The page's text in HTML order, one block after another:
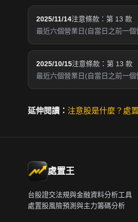
2025/11/14注意條款：第 13 款
最近六個營業日(自當日之前一
2025/10/15注意條款：第 13 款
最近六個營業日(自當日之前一
延伸閱讀： 注意股是什麼？ 處
處置王
台股證交法規與金融資料分析工具
處置股風險預測與主力籌碼分析